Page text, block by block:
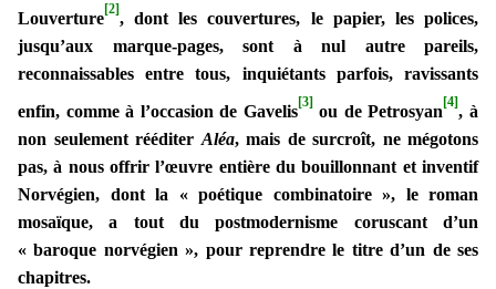
Louverture[2], dont les couvertures, le papier, les polices,
jusqu’aux marque-pages, sont à nul autre pareils,
reconnaissables entre tous, inquiétants parfois, ravissants
enfin, comme à l’occasion de Gavelis[3]ou de Petrosyan[4], à
non seulement rééditer Aléa, mais de surcroît, ne mégotons
pas, à nous offrir l’œuvre entière du bouillonnant et inventif
Norvégien, dont la « poétique combinatoire », le roman
mosaïque, a tout du postmodernisme coruscant d’un
« baroque norvégien », pour reprendre le titre d’un de ses
chapitres.